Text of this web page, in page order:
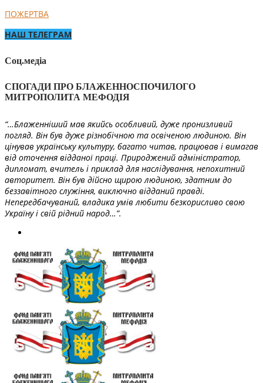
ПОЖЕРТВА
НАШ ТЕЛЕГРАМ
Соц.медіа
СПОГАДИ ПРО БЛАЖЕННОСПОЧИЛОГО
МИТРОПОЛИТА МЕФОДІЯ
“…Блаженніший мав якийсь особливий, дуже пронизливий
погляд. Він був дуже різнобічною та освіченою людиною. Він
цінував українську культуру, багато читав, працював і вимагав
від оточення відданої праці. Природжений адміністратор,
дипломат, вчитель і приклад для наслідування, непохитний
авторитет. Він був дійсно щирою людиною, здатним до
беззавітного служіння, виключно відданий правді.
Непередбачуваний, владика умів любити безкорисливо свою
Україну і свій рідний народ…”.